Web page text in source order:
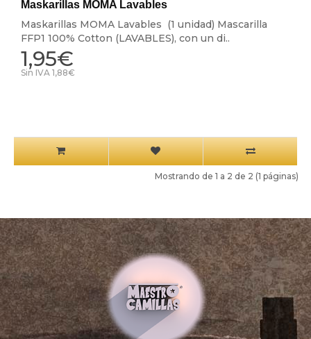
Maskarillas MOMA Lavables
Maskarillas MOMA Lavables (1 unidad) Mascarilla
FFP1 100% Cotton (LAVABLES), con un di..
1,95€
Sin IVA 1,88€
Mostrando de 1 a 2 de 2 (1 páginas)